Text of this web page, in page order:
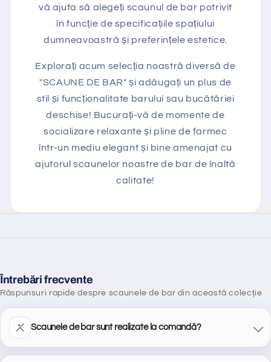
vă ajuta să alegeți scaunul de bar potrivit
în funcție de specificațiile spațiului
dumneavoastră și preferințele estetice.
Explorați acum selecția noastră diversă de
"SCAUNE DE BAR" și adăugați un plus de
stil și funcționalitate barului sau bucătăriei
deschise! Bucurați-vă de momente de
socializare relaxante și pline de farmec
într-un mediu elegant și bine amenajat cu
ajutorul scaunelor noastre de bar de înaltă
calitate!
Întrebări frecvente
Răspunsuri rapide despre scaunele de bar din această colecție
Scaunele de bar sunt realizate la comandă?